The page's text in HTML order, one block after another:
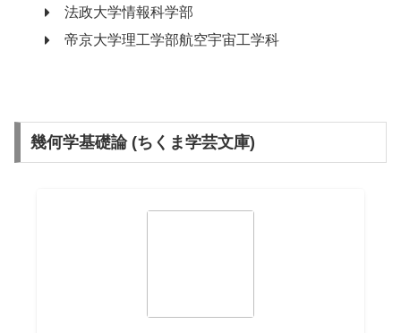
法政大学情報科学部
帝京大学理工学部航空宇宙工学科
幾何学基礎論 (ちくま学芸文庫)